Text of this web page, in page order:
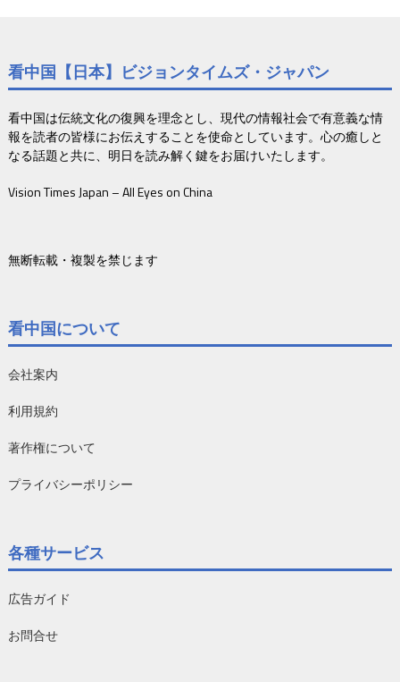
看中国【日本】ビジョンタイムズ・ジャパン
看中国は伝統文化の復興を理念とし、現代の情報社会で有意義な情
報を読者の皆様にお伝えすることを使命としています。心の癒しと
なる話題と共に、明日を読み解く鍵をお届けいたします。
Vision Times Japan – All Eyes on China
無断転載・複製を禁じます
看中国について
会社案内
利用規約
著作権について
プライバシーポリシー
各種サービス
広告ガイド
お問合せ